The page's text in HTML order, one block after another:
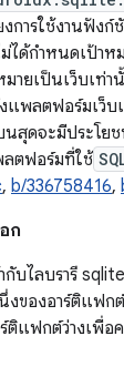
การใช้งานฟังก์
ได้กำหนดเป้าห
ายเป็นเว็บเท่า
แพลตฟอร์มเว็
สุดจะมีประโย
ตฟอร์มที่ใช้
, b/336758416,
ก
กับไลบรารี
ของอาร์ติแฟ
แฟกต์ว่างเพื่อค